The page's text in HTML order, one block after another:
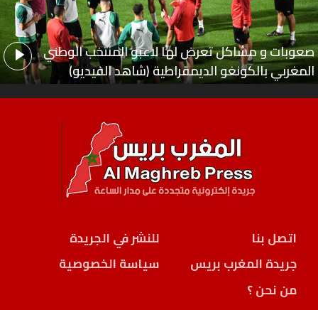
صعوبات و مشاكل تعرض لها لاعبو المنتخب الوطني
المغربي بالكونغو الديمقراطية (شاهد الفيديو)
اتصل بنا
للنشر في الجريدة
جريدة المغرب بريس
سياسة الخصوصية
من نحن ؟